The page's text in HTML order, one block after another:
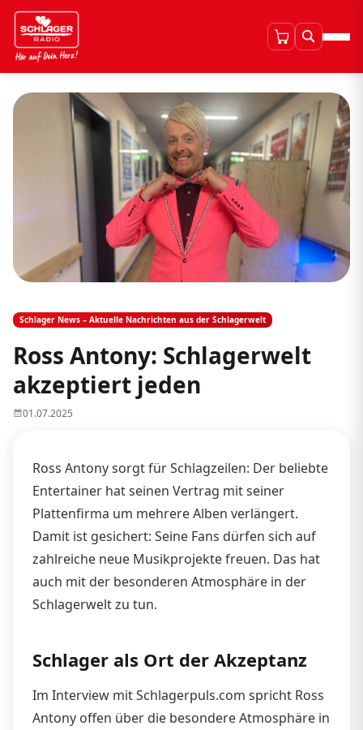
Schlager News – Aktuelle Nachrichten aus der Schlagerwelt
Ross Antony: Schlagerwelt
akzeptiert jeden
01.07.2025
Ross Antony sorgt für Schlagzeilen: Der beliebte
Entertainer hat seinen Vertrag mit seiner
Plattenfirma um mehrere Alben verlängert.
Damit ist gesichert: Seine Fans dürfen sich auf
zahlreiche neue Musikprojekte freuen. Das hat
auch mit der besonderen Atmosphäre in der
Schlagerwelt zu tun.
Schlager als Ort der Akzeptanz
Im Interview mit Schlagerpuls.com spricht Ross
Antony offen über die besondere Atmosphäre in